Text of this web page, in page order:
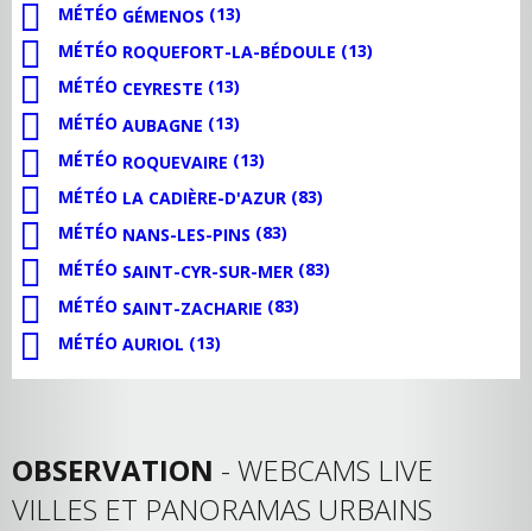
MÉTÉO GÉMENOS (13)
MÉTÉO ROQUEFORT-LA-BÉDOULE (13)
MÉTÉO CEYRESTE (13)
MÉTÉO AUBAGNE (13)
MÉTÉO ROQUEVAIRE (13)
MÉTÉO LA CADIÈRE-D'AZUR (83)
MÉTÉO NANS-LES-PINS (83)
MÉTÉO SAINT-CYR-SUR-MER (83)
MÉTÉO SAINT-ZACHARIE (83)
MÉTÉO AURIOL (13)
OBSERVATION - WEBCAMS LIVE
VILLES ET PANORAMAS URBAINS